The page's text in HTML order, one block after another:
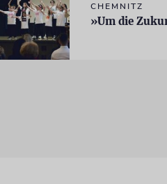
CHEMNITZ
»Um die